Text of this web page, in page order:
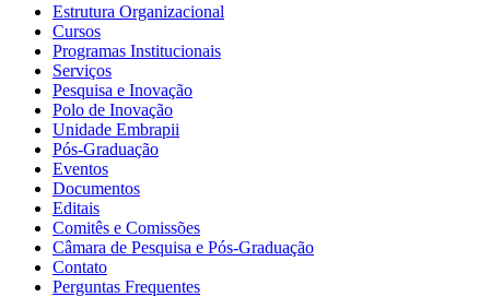
Estrutura Organizacional
Cursos
Programas Institucionais
Serviços
Pesquisa e Inovação
Polo de Inovação
Unidade Embrapii
Pós-Graduação
Eventos
Documentos
Editais
Comitês e Comissões
Câmara de Pesquisa e Pós-Graduação
Contato
Perguntas Frequentes